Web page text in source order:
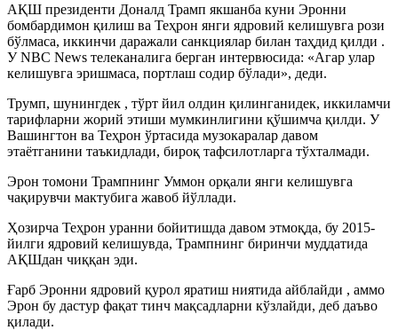
АҚШ президенти Доналд Трамп якшанба куни Эронни
бомбардимон қилиш ва Теҳрон янги ядровий келишувга рози
бўлмаса, иккинчи даражали санкциялар билан таҳдид қилди .
У NBC News телеканалига берган интервюсида: «Агар улар
келишувга эришмаса, портлаш содир бўлади», деди.
Трумп, шунингдек , тўрт йил олдин қилинганидек, иккиламчи
тарифларни жорий этиши мумкинлигини қўшимча қилди. У
Вашингтон ва Теҳрон ўртасида музокаралар давом
этаётганини таъкидлади, бироқ тафсилотларга тўхталмади.
Эрон томони Трампнинг Уммон орқали янги келишувга
чақирувчи мактубига жавоб йўллади.
Ҳозирча Теҳрон уранни бойитишда давом этмоқда, бу 2015-
йилги ядровий келишувда, Трампнинг биринчи муддатида
АҚШдан чиққан эди.
Ғарб Эронни ядровий қурол яратиш ниятида айблайди , аммо
Эрон бу дастур фақат тинч мақсадларни кўзлайди, деб даъво
қилади.